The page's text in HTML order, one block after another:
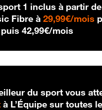
1 inclus à partir
Fibre à29,99€/mois
puis42,99€/mois
du sport vous
à L’Équipe sur toutes